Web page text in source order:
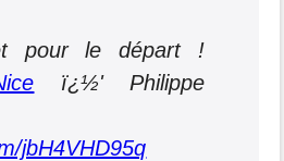
pour le départ !
ï¿½' Philippe
jbH4VHD95q